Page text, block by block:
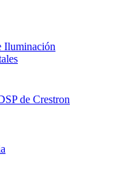
Iluminación
de Crestron